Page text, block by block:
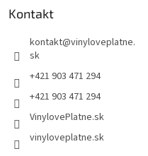
Kontakt
kontakt@vinyloveplatne.
sk
+421 903 471 294
+421 903 471 294
VinylovePlatne.sk
vinyloveplatne.sk